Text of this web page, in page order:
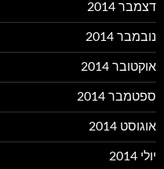
דצמבר 2014
נובמבר 2014
אוקטובר 2014
ספטמבר 2014
אוגוסט 2014
יולי 2014